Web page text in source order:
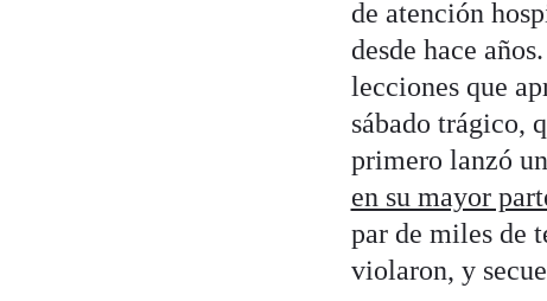
de atención
desde hace
lecciones que
sábado trágico,
primero lanzó
en su mayor
par de miles de
violaron, y